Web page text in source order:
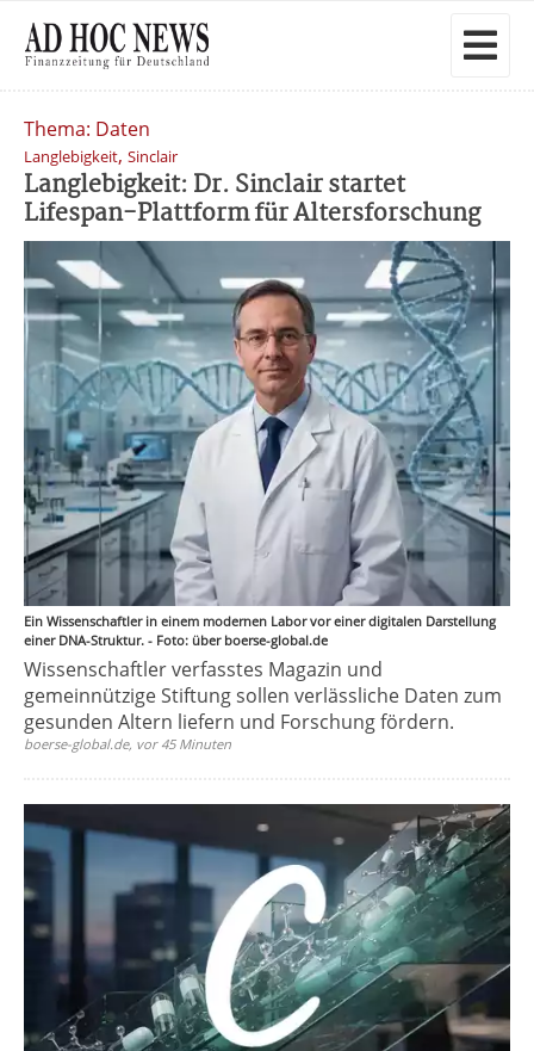
Thema: Daten
Langlebigkeit, Sinclair
Langlebigkeit: Dr. Sinclair startet
Lifespan-Plattform für Altersforschung
Ein Wissenschaftler in einem modernen Labor vor einer digitalen Darstellung
einer DNA-Struktur. - Foto: über boerse-global.de
Wissenschaftler verfasstes Magazin und
gemeinnützige Stiftung sollen verlässliche Daten zum
gesunden Altern liefern und Forschung fördern.
boerse-global.de, vor 45 Minuten